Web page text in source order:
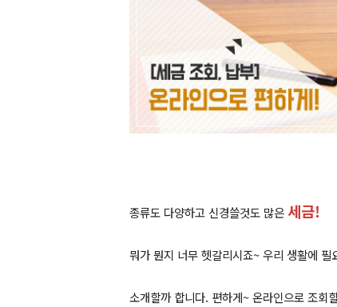
종류도 다양하고 신경쓸것도 많은 세금!
뭐가 뭔지 너무 헷갈리시죠~ 우리 생활에
소개할까 합니다. 편하게~ 온라인으로 조회